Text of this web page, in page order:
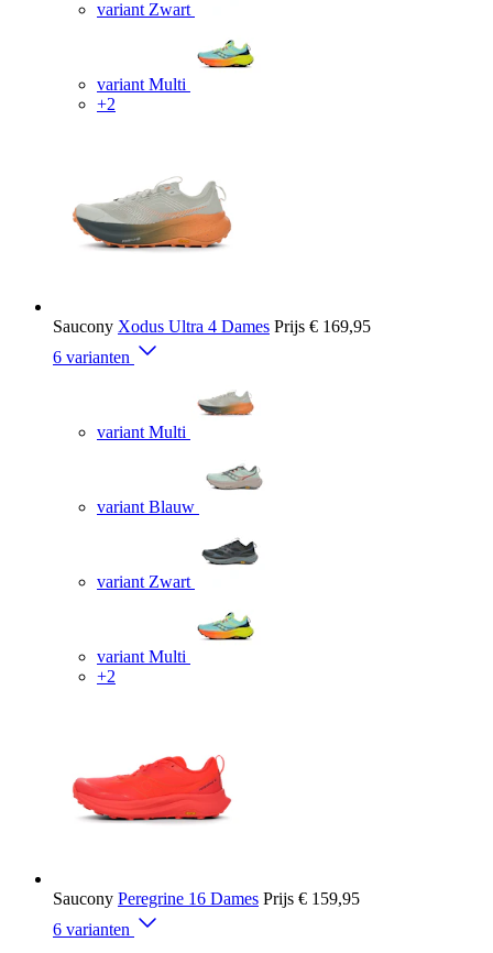
variant Zwart
variant Multi
+2
Saucony Xodus Ultra 4 Dames Prijs € 169,95
6 varianten
variant Multi
variant Blauw
variant Zwart
variant Multi
+2
Saucony Peregrine 16 Dames Prijs € 159,95
6 varianten